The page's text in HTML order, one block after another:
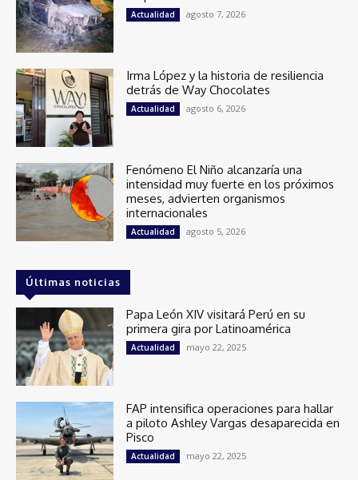
Actualidad agosto 7, 2026
Irma López y la historia de resiliencia
detrás de Way Chocolates
Actualidad agosto 6, 2026
Fenómeno El Niño alcanzaría una
intensidad muy fuerte en los próximos
meses, advierten organismos
internacionales
Actualidad agosto 5, 2026
Últimas noticias
Papa León XIV visitará Perú en su
primera gira por Latinoamérica
Actualidad mayo 22, 2025
FAP intensifica operaciones para hallar
a piloto Ashley Vargas desaparecida en
Pisco
Actualidad mayo 22, 2025